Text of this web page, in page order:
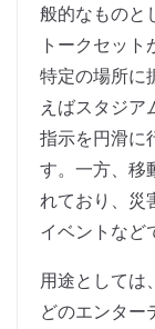
般的なものと
トークセット
特定の場所に
えばスタジア
指示を円滑に
す。一方、移
れており、災
イベントなど
用途としては
どのエンター